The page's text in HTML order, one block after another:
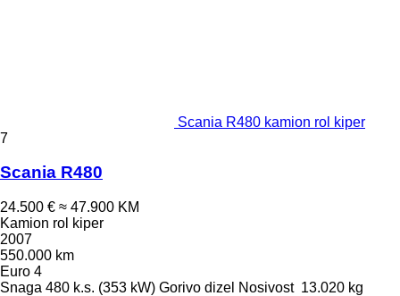
Scania R480 kamion rol kiper
7
Scania R480
24.500 € ≈ 47.900 KM
Kamion rol kiper
2007
550.000 km
Euro 4
Snaga 480 k.s. (353 kW) Gorivo dizel Nosivost 13.020 kg